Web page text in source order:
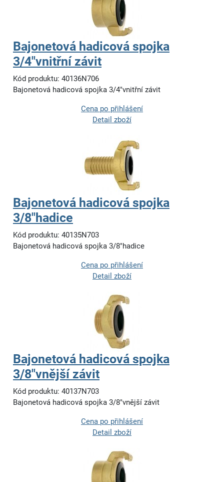
Bajonetová hadicová spojka
3/4"vnitřní závit
Kód produktu: 40136N706
Bajonetová hadicová spojka 3/4"vnitřní závit
Cena po přihlášení
Detail zboží
Bajonetová hadicová spojka
3/8"hadice
Kód produktu: 40135N703
Bajonetová hadicová spojka 3/8"hadice
Cena po přihlášení
Detail zboží
Bajonetová hadicová spojka
3/8"vnější závit
Kód produktu: 40137N703
Bajonetová hadicová spojka 3/8"vnější závit
Cena po přihlášení
Detail zboží